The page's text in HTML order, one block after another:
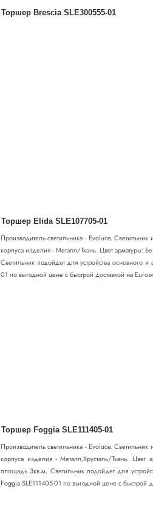
Торшер Brescia SLE300555-01
Торшер Elida SLE107705-01
Производитель светильника - Evoluce.
корпуса изделия - Металл/Ткань. Цвет арматуры:
Светильник подойдет для устройства основного
01 по выгодной цене с быстрой доставкой на
Торшер Foggia SLE111405-01
Производитель светильника - Evoluce.
корпуса изделия - Металл,Хрусталь/Ткань.
площадь 3кв.м. Светильник подойдет для
Foggia SLE111405-01 по выгодной цене с быстрой